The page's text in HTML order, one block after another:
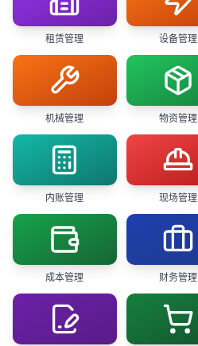
租赁管理 设备管理
机械管理 物资管理
内账管理 现场管理
成本管理 财务管理